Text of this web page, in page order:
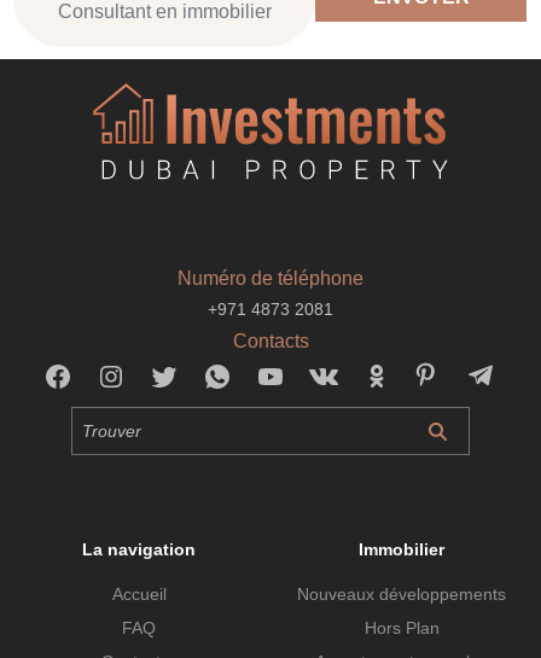
Consultant en immobilier
Numéro de téléphone
+971 4873 2081
Contacts
La navigation
Accueil
FAQ
Immobilier
Nouveaux développements
Hors Plan